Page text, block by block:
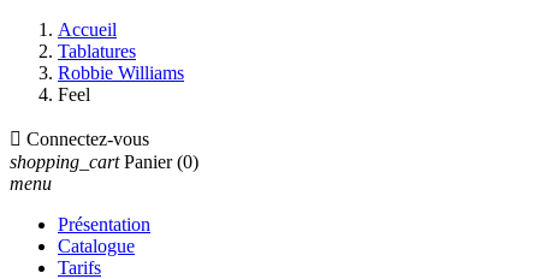
Accueil
Tablatures
Robbie Williams
Feel
 Connectez-vous
shopping_cart Panier (0)
menu
Présentation
Catalogue
Tarifs